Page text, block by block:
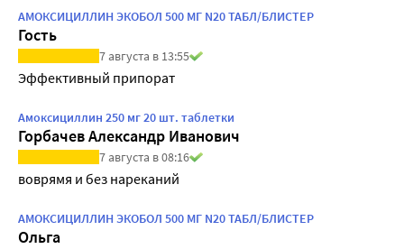
АМОКСИЦИЛЛИН ЭКОБОЛ 500 МГ N20 ТАБЛ/БЛИСТЕР
Гость
7 августа в 13:55
Эффективный припорат
Амоксициллин 250 мг 20 шт. таблетки
Горбачев Александр Иванович
7 августа в 08:16
воврямя и без нареканий
АМОКСИЦИЛЛИН ЭКОБОЛ 500 МГ N20 ТАБЛ/БЛИСТЕР
Ольга